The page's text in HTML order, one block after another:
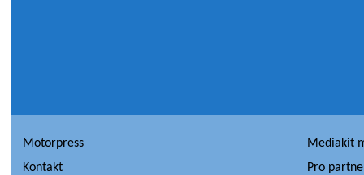
Motorpress
Mediakit
Kontakt
Pro